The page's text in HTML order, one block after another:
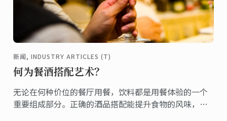
新闻, INDUSTRY ARTICLES (T)
何为餐酒搭配艺术？
无论在何种价位的餐厅用餐，饮料都是用餐体验的一个
重要组成部分。正确的酒品搭配能提升食物的风味，反